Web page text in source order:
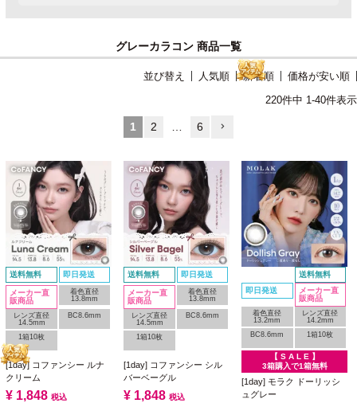
グレーカラコン 商品一覧
並び替え 人気順 新着順
価格が安い順
220件中 1-40件表示
1 2 6
送料無料 即日発送
メーカー直
販商品
着色直径
13.8mm
レンズ直径
14.5mm
BC8.6mm
1箱10枚
[1day] コファンシー ルナ
クリーム
¥ 1,848 税込
送料無料 即日発送
メーカー直
販商品
着色直径
13.8mm
レンズ直径
14.5mm
BC8.6mm
1箱10枚
[1day] コファンシー シル
バーベーグル
¥ 1,848 税込
送料無料
即日発送
メーカー直
販商品
着色直径
13.2mm
レンズ直径
14.2mm
BC8.6mm
1箱10枚
【 S A L E 】
3箱購入で1箱無料
[1day] モラク ドーリッシ
ュグレー